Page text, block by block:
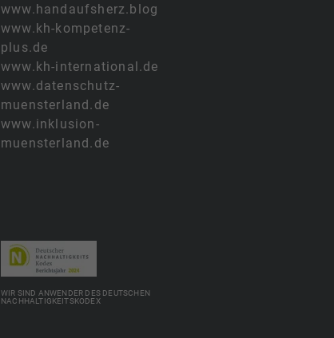
www.handaufsherz.blog
www.kh-kompetenz-
plus.de
www.kh-international.de
www.datenschutz-
muensterland.de
www.inklusion-
muensterland.de
WIR SIND ANWENDER DES DEUTSCHEN
NACHHALTIGKEITSKODEX